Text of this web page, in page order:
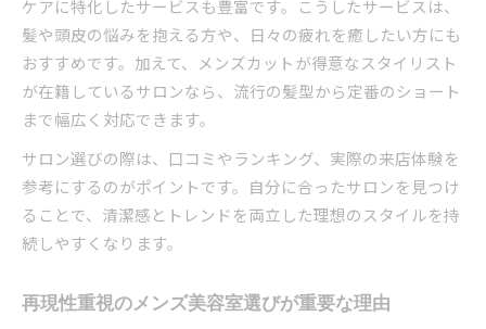
ケアに特化したサービスも豊富です。こうしたサービスは、
髪や頭皮の悩みを抱える方や、日々の疲れを癒したい方にも
おすすめです。加えて、メンズカットが得意なスタイリスト
が在籍しているサロンなら、流行の髪型から定番のショート
まで幅広く対応できます。
サロン選びの際は、口コミやランキング、実際の来店体験を
参考にするのがポイントです。自分に合ったサロンを見つけ
ることで、清潔感とトレンドを両立した理想のスタイルを持
続しやすくなります。
再現性重視のメンズ美容室選びが重要な理由